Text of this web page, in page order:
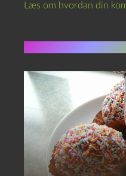
Læs om hvordan din